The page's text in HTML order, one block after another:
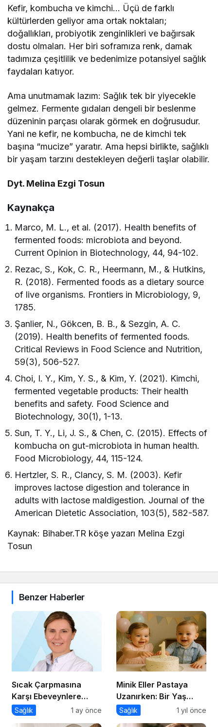
Kefir, kombucha ve kimchi… Üçü de farklı
kültürlerden geliyor ama ortak noktaları;
doğallıkları, probiyotik zenginlikleri ve bağırsak
dostu olmaları. Her biri soframıza renk, damak
tadımıza çeşitlilik ve bedenimize potansiyel sağlık
faydaları katıyor.
Ama unutmamak lazım: Sağlık tek bir yiyecekle
gelmez. Fermente gıdaları dengeli bir beslenme
düzeninin parçası olarak görmek en doğrusudur.
Yani ne kefir, ne kombucha, ne de kimchi tek
başına “mucize” yaratır. Ama hepsi birlikte, sağlıklı
bir yaşam tarzını destekleyen değerli taşlar olabilir.
Dyt. Melina Ezgi Tosun
Kaynakça
Marco, M. L., et al. (2017). Health benefits of
fermented foods: microbiota and beyond.
Current Opinion in Biotechnology, 44, 94-102.
Rezac, S., Kok, C. R., Heermann, M., & Hutkins,
R. (2018). Fermented foods as a dietary source
of live organisms. Frontiers in Microbiology, 9,
1785.
Şanlier, N., Gökcen, B. B., & Sezgin, A. C.
(2019). Health benefits of fermented foods.
Critical Reviews in Food Science and Nutrition,
59(3), 506-527.
Choi, I. Y., Kim, Y. S., & Kim, Y. (2021). Kimchi,
fermented vegetable products: Their health
benefits and safety. Food Science and
Biotechnology, 30(1), 1-13.
Sun, T. Y., Li, J. S., & Chen, C. (2015). Effects of
kombucha on gut-microbiota in human health.
Food Microbiology, 44, 115-124.
Hertzler, S. R., Clancy, S. M. (2003). Kefir
improves lactose digestion and tolerance in
adults with lactose maldigestion. Journal of the
American Dietetic Association, 103(5), 582-587.
Kaynak: Bihaber.TR köşe yazarı Melina Ezgi
Tosun
Benzer Haberler
Sıcak Çarpmasına
Karşı Ebeveynlere
Hayati Uyarılar
Sağlık 1 ay önce
Minik Eller Pastaya
Uzanırken: Bir Yaş
Sonrası Beslenmeye
Sağlık 1 yıl önce